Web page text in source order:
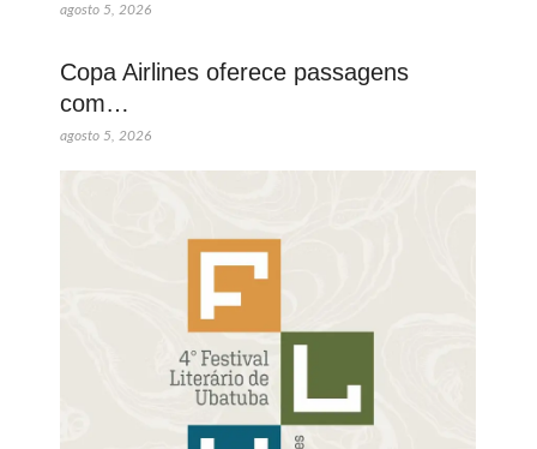
agosto 5, 2026
Copa Airlines oferece passagens
com…
agosto 5, 2026